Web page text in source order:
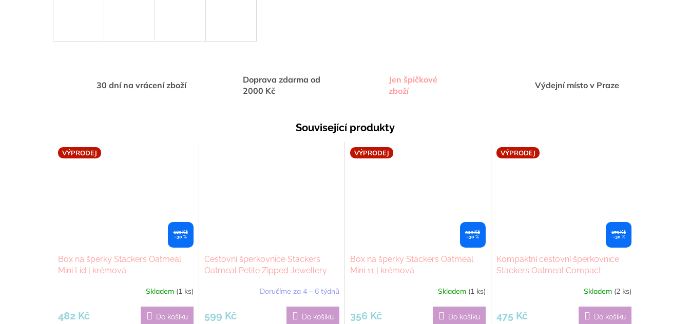
30 dní na vrácení zboží
Doprava zdarma od
2000 Kč
Jen špičkové
zboží
Výdejní místo v Praze
Související produkty
VÝPRODEJ
689 Kč
–30 %
Box na šperky Stackers Oatmeal
Mini Lid | krémová
Skladem (1 ks)
482 Kč Do košíku
Cestovní šperkovnice Stackers
Oatmeal Petite Zipped Jewellery
Doručíme za 4 – 6 týdnů
599 Kč Do košíku
VÝPRODEJ
509 Kč
–30 %
Box na šperky Stackers Oatmeal
Mini 11 | krémová
Skladem (1 ks)
356 Kč Do košíku
VÝPRODEJ
679 Kč
–30 %
Kompaktní cestovní šperkovnice
Stackers Oatmeal Compact
Skladem (2 ks)
475 Kč Do košíku